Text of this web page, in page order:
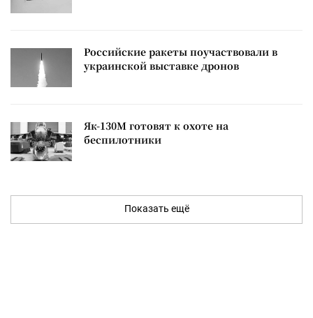
Российские ракеты поучаствовали в
украинской выставке дронов
Як-130М готовят к охоте на
беспилотники
Показать ещё